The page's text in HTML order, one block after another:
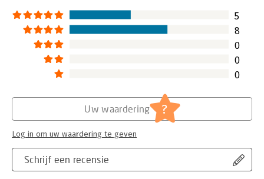
Lees verder
5
8
0
0
0
Schrijf een recensie
Uw waardering ?
Log in om uw waardering te geven